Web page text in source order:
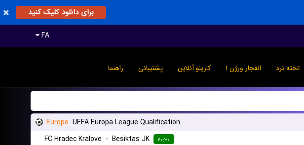
برای دانلود کلیک کنید
FA
تخته نرد انفجار ورژن ۱ کازینو آنلاین پشتیبانی راهنما
Europe UEFA Europa League Qualification
FC Hradec Kralove - Besiktas JK ۲۰:۳۰